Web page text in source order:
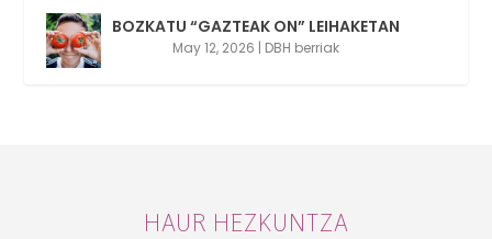
BOZKATU “GAZTEAK ON” LEIHAKETAN
May 12, 2026 | DBH berriak
HAUR HEZKUNTZA